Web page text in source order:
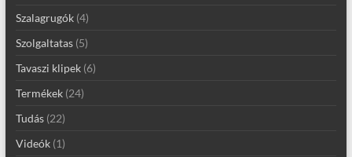
Szalagrugók(4)
Szolgaltatas(5)
Tavaszi klipek(6)
Termékek(24)
Tudás(22)
Videók(1)